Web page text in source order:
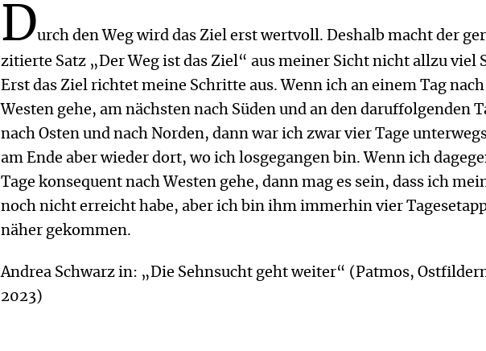
Durch den Weg wird das Ziel erst wertvoll. Deshalb macht der
zitierte Satz „Der Weg ist das Ziel“ aus meiner Sicht nicht allzu viel
Erst das Ziel richtet meine Schritte aus. Wenn ich an einem Tag nach
Westen gehe, am nächsten nach Süden und an den daruffolgenden
nach Osten und nach Norden, dann war ich zwar vier Tage
am Ende aber wieder dort, wo ich losgegangen bin. Wenn ich
Tage konsequent nach Westen gehe, dann mag es sein, dass ich
noch nicht erreicht habe, aber ich bin ihm immerhin vier
näher gekommen.
Andrea Schwarz in: „Die Sehnsucht geht weiter“ (Patmos,
2023)